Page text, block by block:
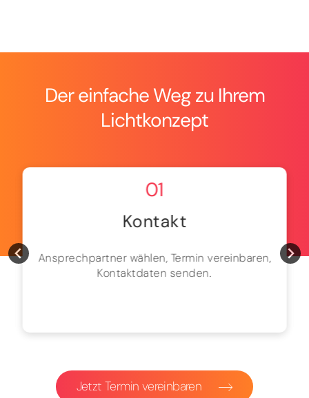
Der einfache Weg zu Ihrem
Lichtkonzept
01
Kontakt
Ansprechpartner wählen, Termin vereinbaren,
Kontaktdaten senden.
Jetzt Termin vereinbaren